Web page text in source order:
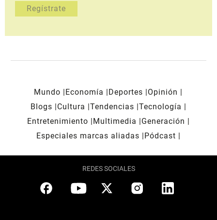
Mundo Economía Deportes
Opinión
Blogs
Cultura Tendencias Tecnología
Entretenimiento
Multimedia
Generación
Especiales marcas aliadas
Pódcast
REDES SOCIALES